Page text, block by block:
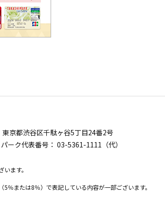
東京都渋谷区千駄ヶ谷5丁目24番2号
ーク代表番号： 03-5361-1111（代）
ます。
％または8％）で表記している内容が一部ございます。